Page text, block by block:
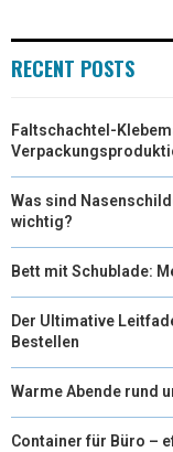
RECENT POSTS
Faltschachtel-
Was sind
wichtig?
Bett mit Schublade:
Der Ultimative
Bestellen
Warme Abende rund
Container für Büro –